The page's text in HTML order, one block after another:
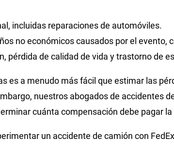
incluidas reparaciones de automóviles.
no económicos causados por el evento,
pérdida de calidad de vida y trastorno de
es a menudo más fácil que estimar las
nuestros abogados de accidentes
cuánta compensación debe pagar
un accidente de camión con